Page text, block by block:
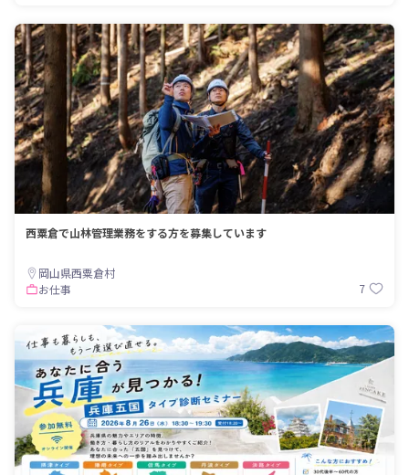
西粟倉で山林管理業務をする方を募集しています
岡山県西粟倉村
お仕事
7